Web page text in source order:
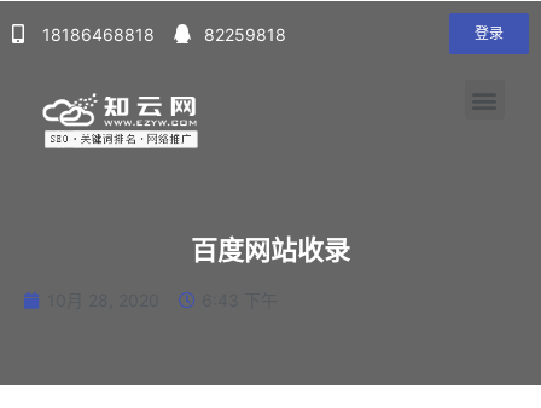
18186468818 82259818 登录
百度网站收录